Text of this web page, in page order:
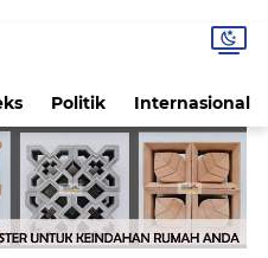
Politik Internasional